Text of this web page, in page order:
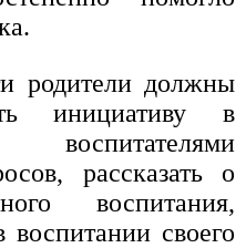
родители должны
инициативу в
рассказать о
воспитания,
воспитании своего